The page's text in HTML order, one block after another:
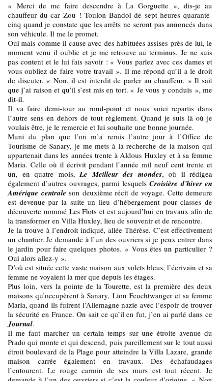
« Merci de me faire descendre à La Gorguette », dis-je au
chauffeur du car Zou ! Toulon Bandol de sept heures quarante-
cinq quand je constate que les arrêts ne seront pas annoncés dans
son véhicule. Il me le promet.
Oui mais comme il cause avec des habituées assises près de lui, le
moment venu il oublie et je me retrouve au terminus. Je ne suis
pas content et le lui fais savoir : « Vous parlez avec ces dames et
vous oubliez de faire votre travail ». Il me répond qu’il a le droit
de discuter. « Non, il est interdit de parler au chauffeur. » Il sait
que j’ai raison et qu’il s’est mis en tort. « Je vous y conduis », me
dit-il.
Il va faire demi-tour au rond-point et nous voici repartis dans
l’autre sens en dehors de tout règlement. Quand je suis là où je
voulais être, je le remercie et lui souhaite une bonne journée.
Muni du plan que l’on m’a remis l’autre jour à l’Office de
Tourisme de Sanary, je me mets à la recherche de la maison qui
appartenait dans les années trente à Aldous Huxley et à sa femme
Maria. Celle où il écrivit pendant l’année mil neuf cent trente et
un, en quatre mois,Le Meilleur des mondes, où il rédigea
également d’autres ouvrages, parmi lesquelsCroisière d'hiver en
Amérique centrale son deuxième récit de voyage. Cette demeure
est devenue par la suite un lieu d’hébergement pour classes de
découverte nommé Les Flots et est aujourd’hui en travaux afin de
la transformer en Villa Huxley, lieu de souvenir et de rencontre.
Je la trouve à l’endroit indiqué, allée Thérèse. C’est effectivement
un chantier. Je demande à l’un des ouvriers si je peux entrer dans
le jardin pour faire quelques photos. « Vous êtes un particulier ?
Oui alors allez-y ».
D’où est située cette vaste maison aux volets bleus, l’écrivain et sa
femme ne voyaient la mer que depuis les étages.
Plus loin, vers la pointe de la Tourette, est la première des deux
maisons qu’occupèrent à Sanary, Lion Feuchtwanger et sa femme
Maria, quand ils fuirent l’Allemagne nazie avec l’espoir de trouver
la sécurité en France. On sait ce qu’il en fut, j’en ai parlé dans ce
Journal.
Il me faut marcher un certain temps sur une étroite avenue du
Prado qui monte et qui descend, puis pareillement sur le tout aussi
étroit boulevard de la Plage pour atteindre la Villa Lazare, grande
maison carrée également en travaux. Des échafaudages
l’entourent. Le rouge carmin de ses murs est tout récent. Je